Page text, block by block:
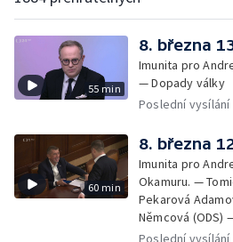
55 min
8. března
Imunita pro
— Dopady války
Poslední vysílání
60 min
8. března
Imunita pro
Okamuru. —
Pekarová
Němcová (ODS)
Poslední vysílání